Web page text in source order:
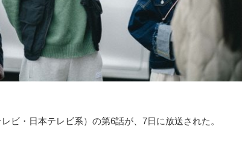
ビ・日本テレビ系）の第6話が、7日に放送された。